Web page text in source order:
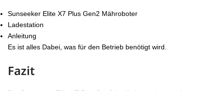
Sunseeker Elite X7 Plus Gen2 Mähroboter
Ladestation
Anleitung
Es ist alles Dabei, was für den Betrieb benötigt wird.
Fazit